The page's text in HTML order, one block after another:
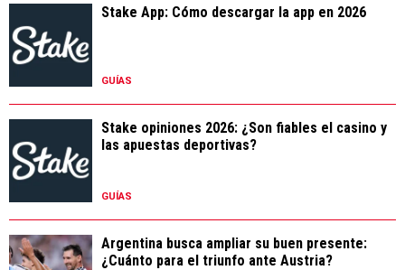
Stake App: Cómo descargar la app en 2026
GUÍAS
Stake opiniones 2026: ¿Son fiables el casino y
las apuestas deportivas?
GUÍAS
Argentina busca ampliar su buen presente:
¿Cuánto para el triunfo ante Austria?